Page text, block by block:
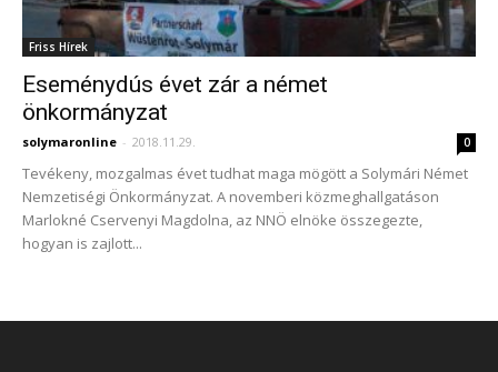
Friss Hírek
Eseménydús évet zár a német
önkormányzat
solymaronline - 2018.11.29. 0
Tevékeny, mozgalmas évet tudhat maga mögött a Solymári Német
Nemzetiségi Önkormányzat. A novemberi közmeghallgatáson
Marlokné Cservenyi Magdolna, az NNÖ elnöke összegezte,
hogyan is zajlott...